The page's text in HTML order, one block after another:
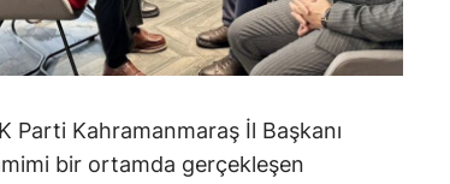
Kahramanmaraş İl Başkanı
bir ortamda gerçekleşen